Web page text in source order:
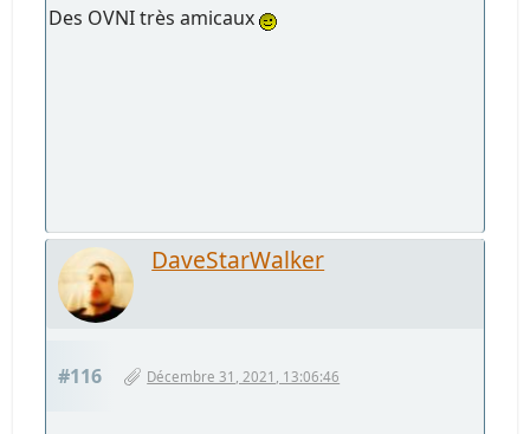
Des OVNI très amicaux
DaveStarWalker
#116 Décembre 31, 2021, 13:06:46